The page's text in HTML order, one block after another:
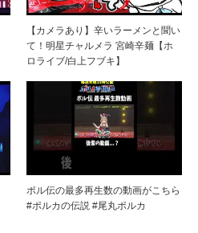
【カメラあり】辛いラーメンと聞い
て！明星チャルメラ 宮崎辛麺【ホ
ロライブ/白上フブキ】
ポル伝の最多再生数の動画がこちら
#ポルカの伝説 #尾丸ポルカ